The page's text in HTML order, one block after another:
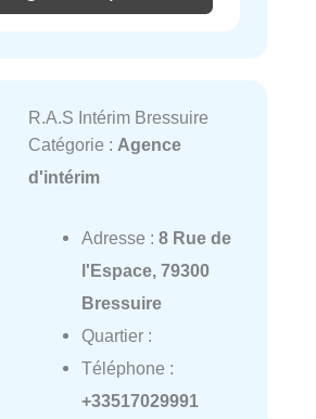
R.A.S Intérim Bressuire
Catégorie : Agence
d'intérim
Adresse : 8 Rue de
l'Espace, 79300
Bressuire
Quartier :
Téléphone :
+33517029991